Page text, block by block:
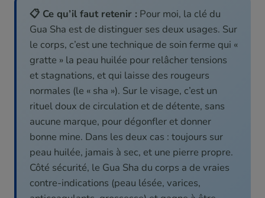
📋 Ce qu’il faut retenir : Pour moi, la clé du
Gua Sha est de distinguer ses deux usages. Sur
le corps, c’est une technique de soin ferme qui «
gratte » la peau huilée pour relâcher tensions
et stagnations, et qui laisse des rougeurs
normales (le « sha »). Sur le visage, c’est un
rituel doux de circulation et de détente, sans
aucune marque, pour dégonfler et donner
bonne mine. Dans les deux cas : toujours sur
peau huilée, jamais à sec, et une pierre propre.
Côté sécurité, le Gua Sha du corps a de vraies
contre-indications (peau lésée, varices,